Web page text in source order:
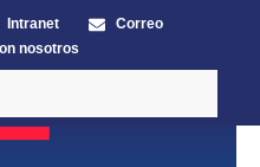
Intranet
Correo
nosotros